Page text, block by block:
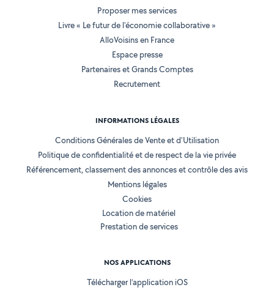
Proposer mes services
Livre « Le futur de l'économie collaborative »
AlloVoisins en France
Espace presse
Partenaires et Grands Comptes
Recrutement
INFORMATIONS LÉGALES
Conditions Générales de Vente et d'Utilisation
Politique de confidentialité et de respect de la vie privée
Référencement, classement des annonces et contrôle des avis
Mentions légales
Cookies
Location de matériel
Prestation de services
NOS APPLICATIONS
Télécharger l’application iOS